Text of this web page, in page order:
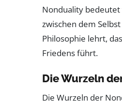
Nonduality bedeutet
zwischen dem
Philosophie lehrt,
Friedens führt.
Die Wurzeln
Die Wurzeln der